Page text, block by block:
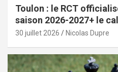
Toulon : le RCT
saison 2026-2027+ le
30 juillet 2026 Nicolas Dupre